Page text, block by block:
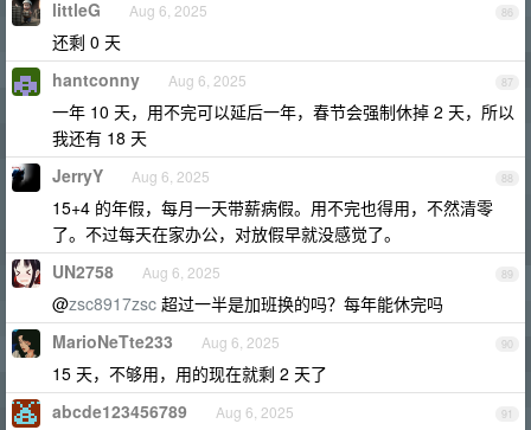
86
littleG Aug 6, 2025
还剩 0 天
87
hantconny Aug 6, 2025
一年 10 天，用不完可以延后一年，春节会强制休掉 2 天，所以
我还有 18 天
88
JerryY Aug 6, 2025
15+4 的年假，每月一天带薪病假。用不完也得用，不然清零
了。不过每天在家办公，对放假早就没感觉了。
89
UN2758 Aug 6, 2025
@zsc8917zsc 超过一半是加班换的吗？每年能休完吗
90
MarioNeTte233 Aug 6, 2025
15 天，不够用，用的现在就剩 2 天了
91
abcde123456789 Aug 6, 2025